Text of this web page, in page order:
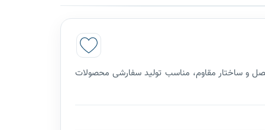
و ساختار مقاوم، مناسب تولید سفارشی محصولات